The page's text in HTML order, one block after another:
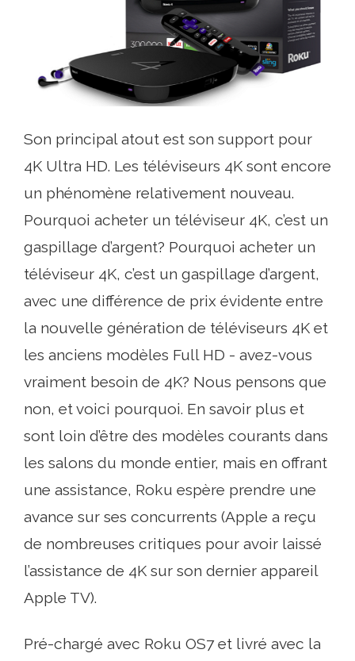
Son principal atout est son support pour
4K Ultra HD. Les téléviseurs 4K sont encore
un phénomène relativement nouveau.
Pourquoi acheter un téléviseur 4K, c’est un
gaspillage d’argent? Pourquoi acheter un
téléviseur 4K, c’est un gaspillage d’argent,
avec une différence de prix évidente entre
la nouvelle génération de téléviseurs 4K et
les anciens modèles Full HD - avez-vous
vraiment besoin de 4K? Nous pensons que
non, et voici pourquoi. En savoir plus et
sont loin d’être des modèles courants dans
les salons du monde entier, mais en offrant
une assistance, Roku espère prendre une
avance sur ses concurrents (Apple a reçu
de nombreuses critiques pour avoir laissé
l’assistance de 4K sur son dernier appareil
Apple TV).
Pré-chargé avec Roku OS7 et livré avec la